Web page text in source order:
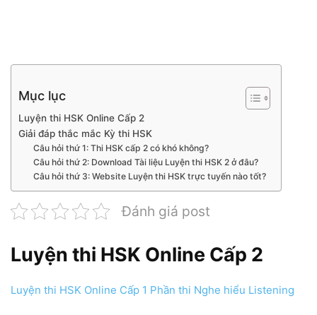
Mục lục
Luyện thi HSK Online Cấp 2
Giải đáp thắc mắc Kỳ thi HSK
Câu hỏi thứ 1: Thi HSK cấp 2 có khó không?
Câu hỏi thứ 2: Download Tài liệu Luyện thi HSK 2 ở đâu?
Câu hỏi thứ 3: Website Luyện thi HSK trực tuyến nào tốt?
Đánh giá post
Luyện thi HSK Online Cấp 2
Luyện thi HSK Online Cấp 1 Phần thi Nghe hiểu Listening